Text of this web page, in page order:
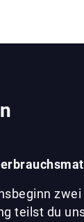
teilst du